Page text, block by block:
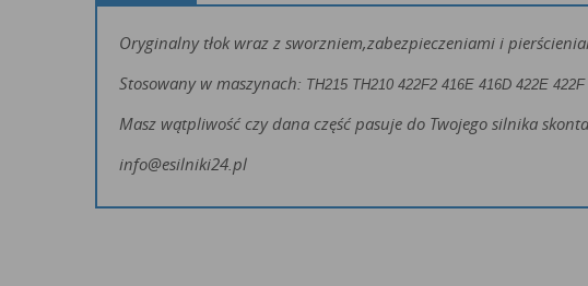
Oryginalny tłok wraz z sworzniem,zabezpieczeniami i
Stosowany w maszynach: TH215 TH210 422F2 416E 416D 422E
Masz wątpliwość czy dana część pasuje do Twojego silnika
info@esilniki24.pl